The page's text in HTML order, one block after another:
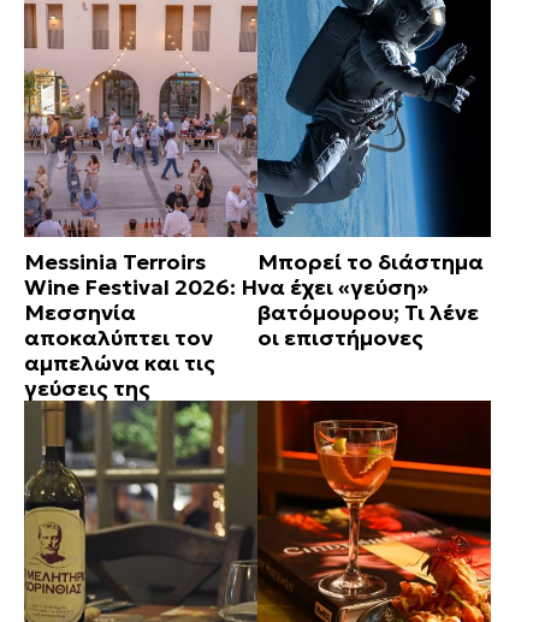
Messinia Terroirs
Wine Festival 2026: Η
Μεσσηνία
αποκαλύπτει τον
αμπελώνα και τις
γεύσεις της
Μπορεί το διάστημα
να έχει «γεύση»
βατόμουρου; Τι λένε
οι επιστήμονες